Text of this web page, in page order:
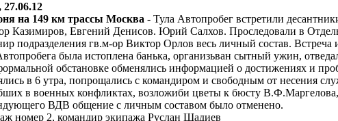
27.06.12
на 149 км трассы Москва - Тула Автопробег встретили
Казимиров, Евгений Денисов. Юрий Салхов. Проследовали в
подразделения гв.м-ор Виктор Орлов весь личный состав.
была истоплена банька, организьван сытный ужин,
обстановке обменялись информацией о достижениях и
в 6 утра, попрощались с командиром и свободным от
в военных конфликтах, возложиби цветы к бюсту В.Ф.Маргелова,
ВДВ общение с личным составом было отменено.
номер 2, командир экипажа Руслан Шадиев